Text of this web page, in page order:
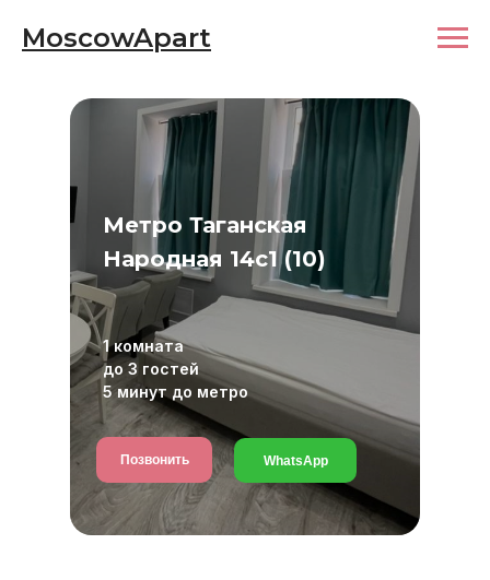
MoscowApart
Метро Таганская
Народная 14с1 (10)
1 комната
до 3 гостей
5 минут до метро
Позвонить WhatsApp